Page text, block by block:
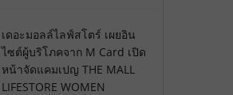
เดอะมอลล์ไลฟ์สโตร์ เผยอิน
ไซต์ผู้บริโภคจาก M Card เปิด
หน้าจัดแคมเปญ THE MALL
LIFESTORE WOMEN